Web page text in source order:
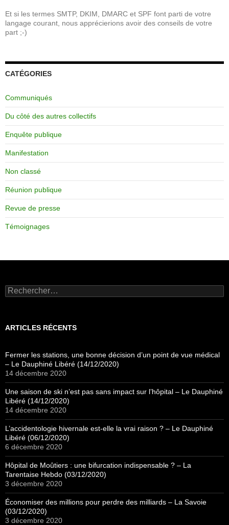
Et si les termes SMTP, DKIM, DMARC et SPF font parti de votre
langage courant, nous apprécierions avoir des conseils de votre
part ;-)
CATÉGORIES
Communiqués
Du côté des autres collectifs
Enquête publique
Manifestation
Non classé
Réunion publique
Revue de presse
Témoignages
Rechercher :
ARTICLES RÉCENTS
Fermer les stations, une bonne décision d’un point de vue médical
– Le Dauphiné Libéré (14/12/2020)
14 décembre 2020
Une saison de ski n’est pas sans impact sur l’hôpital – Le Dauphiné
Libéré (14/12/2020)
14 décembre 2020
L’accidentologie hivernale est-elle la vrai raison ? – Le Dauphiné
Libéré (06/12/2020)
6 décembre 2020
Hôpital de Moûtiers : une bifurcation indispensable ? – La
Tarentaise Hebdo (03/12/2020)
3 décembre 2020
Économiser des millions pour perdre des milliards – La Savoie
(03/12/2020)
3 décembre 2020